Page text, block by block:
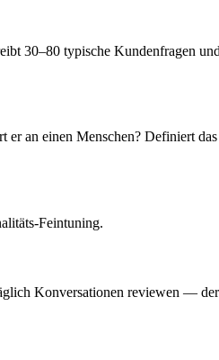
30–80 typische Kundenfragen
an einen Menschen? Definiert
Feintuning.
Konversationen reviewen —